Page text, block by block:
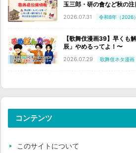
玉三郎・研の會など秋の
2026.07.31 令和8年（2026）
【歌舞伎漫画39】早く
辰」やめるってよ！〜
2026.07.29 歌舞伎ネタ漫画
コンテンツ
このサイトについて